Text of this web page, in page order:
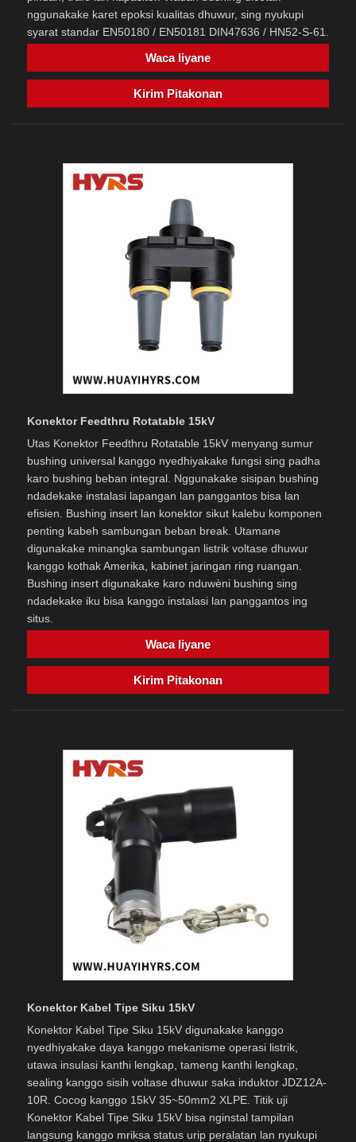
nggunakake karet epoksi kualitas dhuwur, sing nyukupi
syarat standar EN50180 / EN50181 DIN47636 / HN52-S-61.
Waca liyane
Kirim Pitakonan
Konektor Feedthru Rotatable 15kV
Utas Konektor Feedthru Rotatable 15kV menyang sumur
bushing universal kanggo nyedhiyakake fungsi sing padha
karo bushing beban integral. Nggunakake sisipan bushing
ndadekake instalasi lapangan lan panggantos bisa lan
efisien. Bushing insert lan konektor sikut kalebu komponen
penting kabeh sambungan beban break. Utamane
digunakake minangka sambungan listrik voltase dhuwur
kanggo kothak Amerika, kabinet jaringan ring ruangan.
Bushing insert digunakake karo nduwèni bushing sing
ndadekake iku bisa kanggo instalasi lan panggantos ing
situs.
Waca liyane
Kirim Pitakonan
Konektor Kabel Tipe Siku 15kV
Konektor Kabel Tipe Siku 15kV digunakake kanggo
nyedhiyakake daya kanggo mekanisme operasi listrik,
utawa insulasi kanthi lengkap, tameng kanthi lengkap,
sealing kanggo sisih voltase dhuwur saka induktor JDZ12A-
10R. Cocog kanggo 15kV 35~50mm2 XLPE. Titik uji
Konektor Kabel Tipe Siku 15kV bisa nginstal tampilan
langsung kanggo mriksa status urip peralatan lan nyukupi